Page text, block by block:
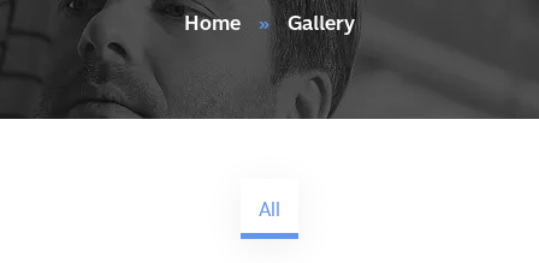
Home » Gallery
All